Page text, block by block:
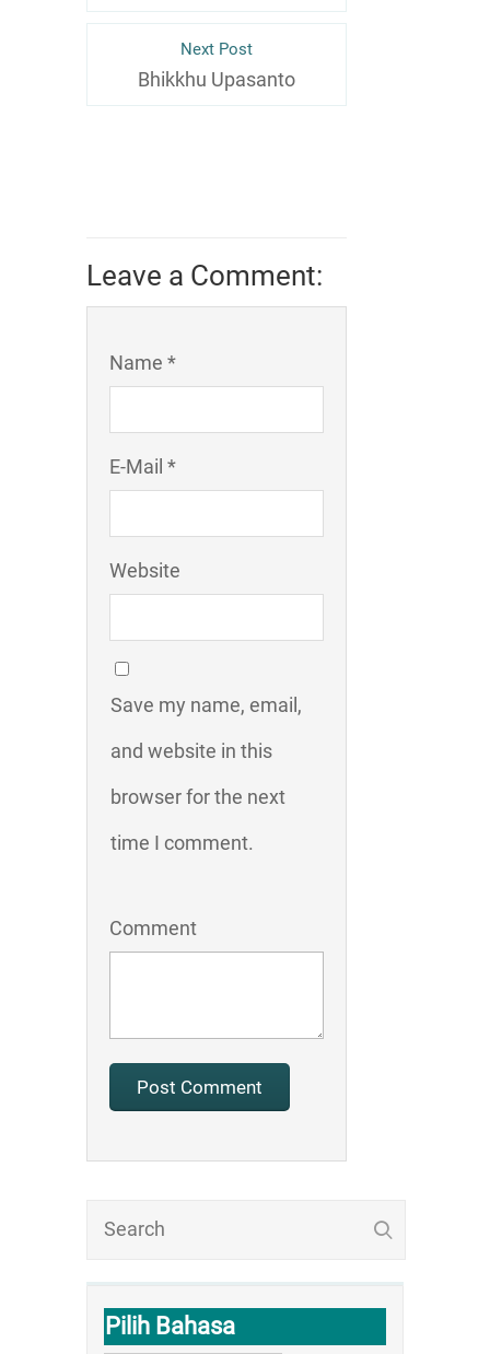
Pilih Bahasa
Next Post
Bhikkhu Upasanto
Leave a Comment:
Name *
E-Mail *
Website
Save my name, email,
and website in this
browser for the next
time I comment.
Comment